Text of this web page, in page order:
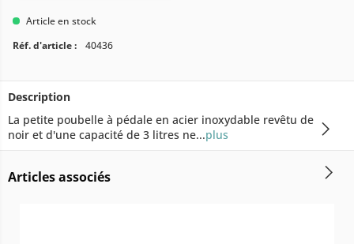
Article en stock
Réf. d'article :
40436
Description
La petite poubelle à pédale en acier inoxydable revêtu de
noir et d'une capacité de 3 litres ne...plus
Articles associés